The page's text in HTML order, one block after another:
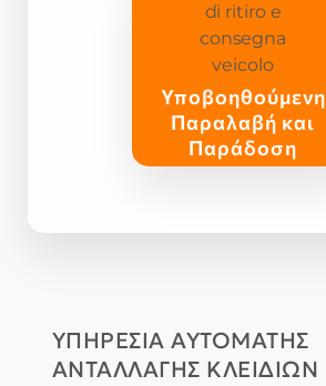
Υποβοηθούμενη
Παραλαβή και
Παράδοση
ΥΠΗΡΕΣΙΑ ΑΥΤΟΜΑΤΗΣ
ΑΝΤΑΛΛΑΓΗΣ ΚΛΕΙΔΙΩΝ